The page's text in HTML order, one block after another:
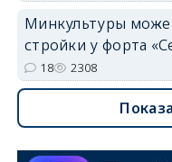
Минкультуры
стройки у форта
18 2308